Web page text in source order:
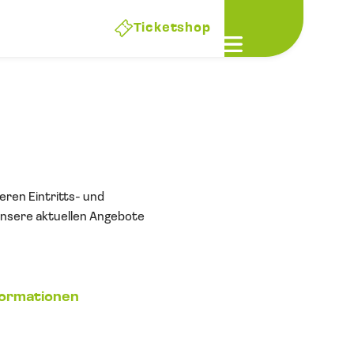
Ticketshop
Open main
Eintritts- und
aktuellen Angebote